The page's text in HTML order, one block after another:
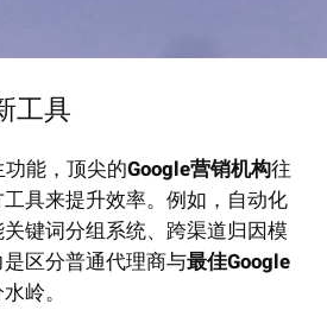
工具
能，顶尖的Google营销机构往
具来提升效率。例如，自动化
键词分组系统、跨渠道归因模
区分普通代理商与最佳Google
岭。